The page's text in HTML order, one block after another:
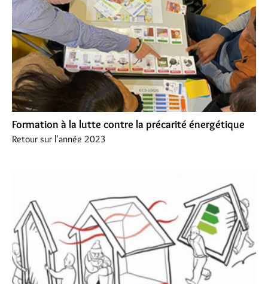
Formation à la lutte contre la précarité énergétique
Retour sur l'année 2023